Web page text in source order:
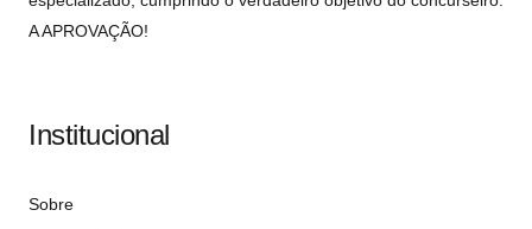
A APROVAÇÃO!
Institucional
Sobre